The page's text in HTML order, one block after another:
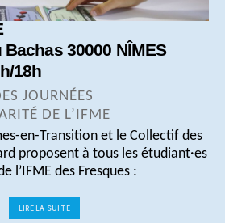
30000 NÎMES
18h
JOURNÉES
DE L’IFME
en-Transition et le Collectif des
proposent à tous les étudiant·es
l’IFME des Fresques :
LIRE LA SUITE